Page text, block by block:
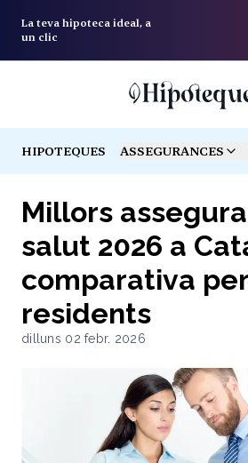
La teva hipoteca ideal, a
un clic
HIPOTEQUES ASSEGURANCES
TOGGLE MENU
Millors
salut 2026 a
comparativa per
residents
dilluns 02 febr. 2026